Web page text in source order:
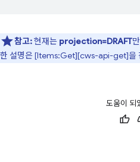
참고:현재는 projection=DRAFT
한 설명은 [Items:Get][cws-api-get]을
도움이 되